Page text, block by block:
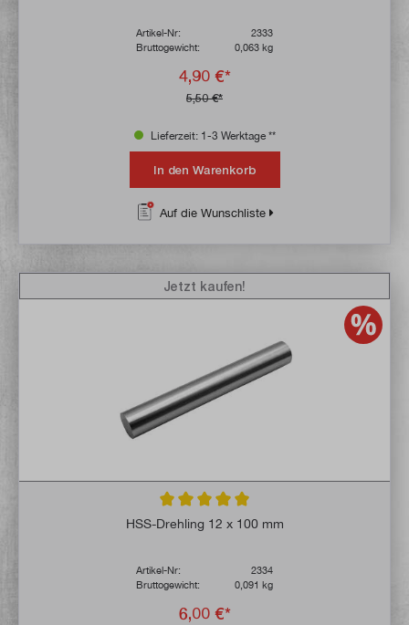
Artikel-Nr:
2333
Bruttogewicht:
0,063 kg
4,90 €*
5,50 €*
Lieferzeit: 1-3 Werktage **
In den Warenkorb
Auf die Wunschliste
Durchschnittliche Bewertung von 5 von 5
HSS-Drehling 12 x 100 mm
Artikel-Nr:
2334
Bruttogewicht:
0,091 kg
6,00 €*
Jetzt kaufen!